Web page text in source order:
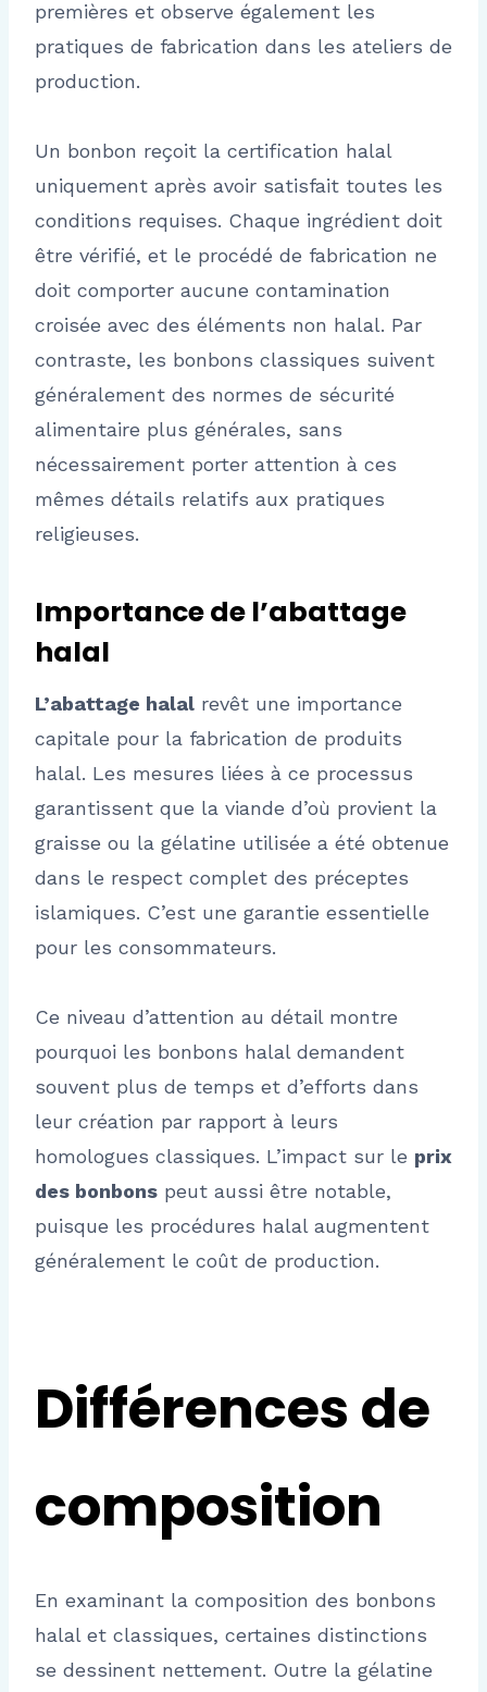
premières et observe également les
pratiques de fabrication dans les ateliers de
production.
Un bonbon reçoit la certification halal
uniquement après avoir satisfait toutes les
conditions requises. Chaque ingrédient doit
être vérifié, et le procédé de fabrication ne
doit comporter aucune contamination
croisée avec des éléments non halal. Par
contraste, les bonbons classiques suivent
généralement des normes de sécurité
alimentaire plus générales, sans
nécessairement porter attention à ces
mêmes détails relatifs aux pratiques
religieuses.
Importance de l’abattage
halal
L’abattage halal revêt une importance
capitale pour la fabrication de produits
halal. Les mesures liées à ce processus
garantissent que la viande d’où provient la
graisse ou la gélatine utilisée a été obtenue
dans le respect complet des préceptes
islamiques. C’est une garantie essentielle
pour les consommateurs.
Ce niveau d’attention au détail montre
pourquoi les bonbons halal demandent
souvent plus de temps et d’efforts dans
leur création par rapport à leurs
homologues classiques. L’impact sur le prix
des bonbons peut aussi être notable,
puisque les procédures halal augmentent
généralement le coût de production.
Différences de
composition
En examinant la composition des bonbons
halal et classiques, certaines distinctions
se dessinent nettement. Outre la gélatine